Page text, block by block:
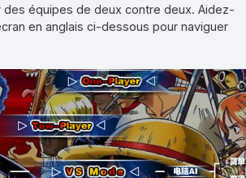
équipes de deux contre deux. Aidez-
en anglais ci-dessous pour naviguer